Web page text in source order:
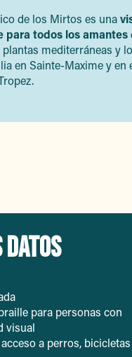
de los Mirtos es una
para todos los amantes
plantas mediterráneas y
en Sainte-Maxime y en
para personas con
visual
a perros,